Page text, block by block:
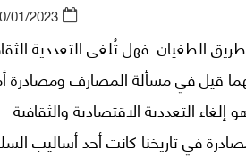
01/2023
الطغيان. فهل تُلغى التعددية
قيل في مسألة المصارف ومصادرة
إلغاء التعددية الاقتصادية والثقافية
في تاريخنا كانت أحد أساليب